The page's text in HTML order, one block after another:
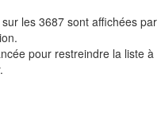
les 3687 sont affichées par
pour restreindre la liste à